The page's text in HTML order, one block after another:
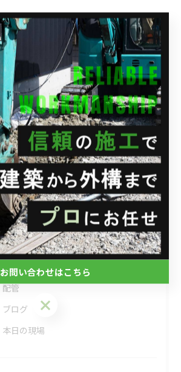
一覧に戻る 次のページ >
カテゴリー CATEGORIES
全てのカテゴリー
土木
外構
リフォーム
造成
配管
ブログ
本日の現場
お問い合わせはこちら
お問い合わせはこちら